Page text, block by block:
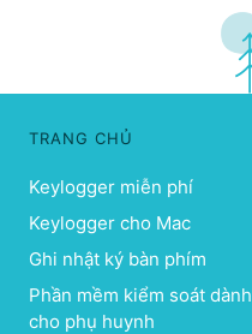
TRANG CHỦ
Keylogger miễn phí
Keylogger cho Mac
Ghi nhật ký bàn phím
Phần mềm kiểm soát dành
cho phụ huynh